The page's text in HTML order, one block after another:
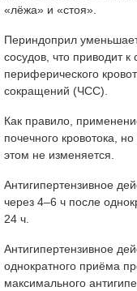
«лёжа» и «стоя».
Периндоприл
сосудов, что приводит
периферического
сокращений (ЧСС).
Как правило,
почечного кровотока,
этом не изменяется.
Антигипертензивное
через 4–6 ч после
24 ч.
Антигипертензивное
однократного приёма
максимального